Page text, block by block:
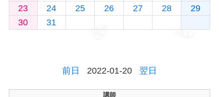
23
24 25 26 27 28
29
30
31
前日 2022-01-20 翌日
講師